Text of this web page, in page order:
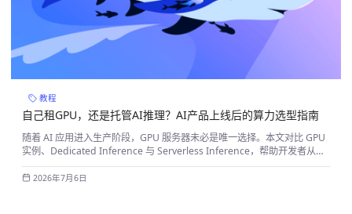
教程
自己租GPU，还是托管AI推理？AI产品上线后的算力选型指南
随着 AI 应用进入生产阶段，GPU 服务器未必是唯一选择。本文对比 GPU
实例、Dedicated Inference 与 Serverless Inference，帮助开发者从运
维、性能、成本等维度选择更适合的 AI 推理方案。
2026年7月6日